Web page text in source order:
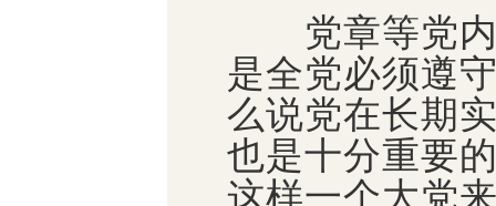
党章等党内
是全党必须遵
么说党在长期
也是十分重要
这样一个大党